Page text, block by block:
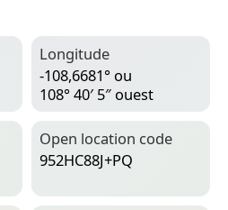
Longitude
-108,6681° ou
108° 40′ 5″ ouest
Open location code
952HC88J+PQ